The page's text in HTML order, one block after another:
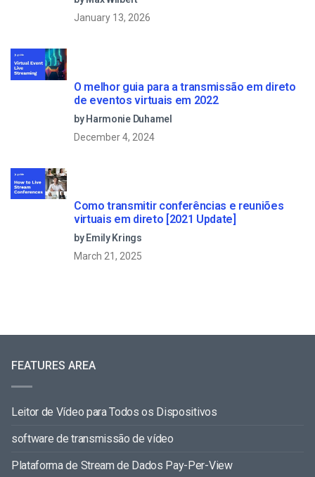
January 13, 2026
O melhor guia para a transmissão em direto
de eventos virtuais em 2022
by Harmonie Duhamel
December 4, 2024
Como transmitir conferências e reuniões
virtuais em direto [2021 Update]
by Emily Krings
March 21, 2025
FEATURES AREA
Leitor de Vídeo para Todos os Dispositivos
software de transmissão de vídeo
Plataforma de Stream de Dados Pay-Per-View